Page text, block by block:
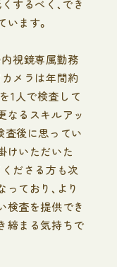
するべく、でき
ます。
視鏡専属勤務
メラは年間約
1人で検査して
なるスキルアッ
査後に思ってい
けいただいた
ださる方も次
ており、より
検査を提供でき
締まる気持ちで